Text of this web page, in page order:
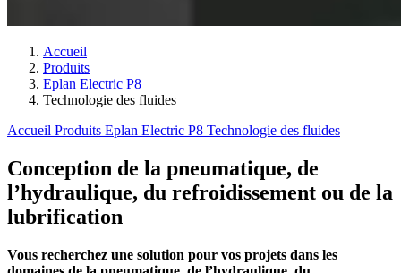
Accueil
Produits
Eplan Electric P8
Technologie des fluides
Accueil Produits Eplan Electric P8 Technologie des fluides
Conception de la pneumatique, de
l’hydraulique, du refroidissement ou de la
lubrification
Vous recherchez une solution pour vos projets dans les